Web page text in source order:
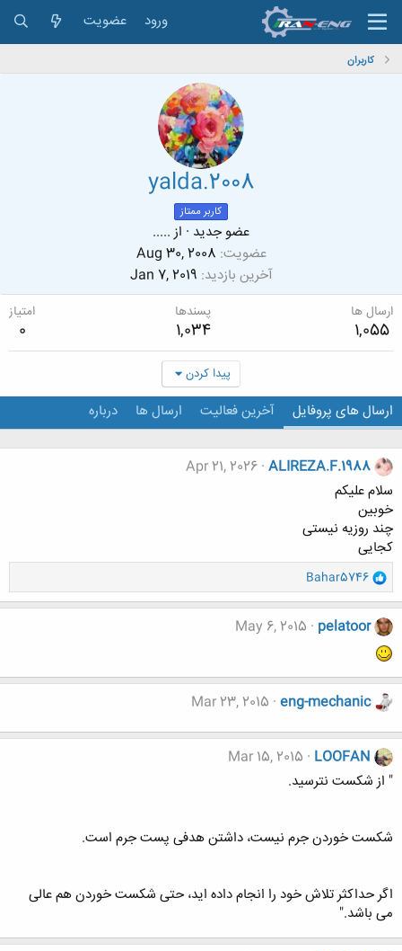
ورود عضویت
کاربران
yalda.2008
کاربر ممتاز
عضو جدید · از .....
عضویت Aug 30, 2008
آخرین بازدید Jan 7, 2019
ارسال ها
1,055
پسندها
1,034
امتیاز
0
پیدا کردن
ارسال های پروفایل آخرین فعالیت ارسال ها درباره
ALIREZA.F.1988
Apr 21, 2026
سلام علیکم
خوبین
چند روزیه نیستی
کجایی
و
ا
ک
ن
ا
:
Bahar5746
pelatoor
May 6, 2015
eng-mechanic
Mar 23, 2015
LOOFAN
Mar 15, 2015
" از شکست نترسید.
شکست خوردن جرم نیست، داشتن هدفی پست جرم است.
اگر حداکثر تلاش خود را انجام داده اید، حتی شکست خوردن هم عالی
می باشد."